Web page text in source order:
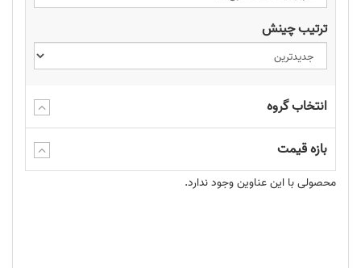
ترتیب چینش
انتخاب گروه
بازه قیمت
محصولی با این عناوین وجود ندارد.